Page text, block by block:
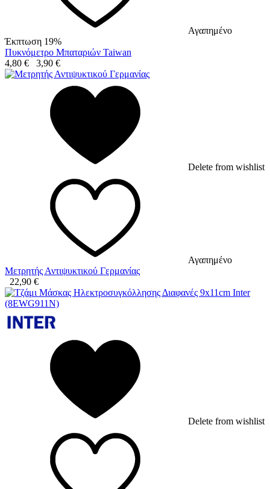
Αγαπημένο
Έκπτωση 19%
Πυκνόμετρο Μπαταριών Taiwan
4,80 € 3,90 €
Delete from wishlist
Αγαπημένο
Μετρητής Αντιψυκτικού Γερμανίας
22,90 €
Delete from wishlist